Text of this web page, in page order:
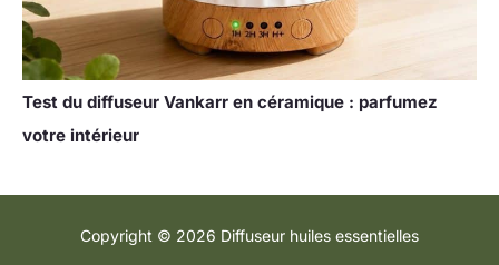
Test du diffuseur Vankarr en céramique : parfumez
votre intérieur
Copyright © 2026 Diffuseur huiles essentielles